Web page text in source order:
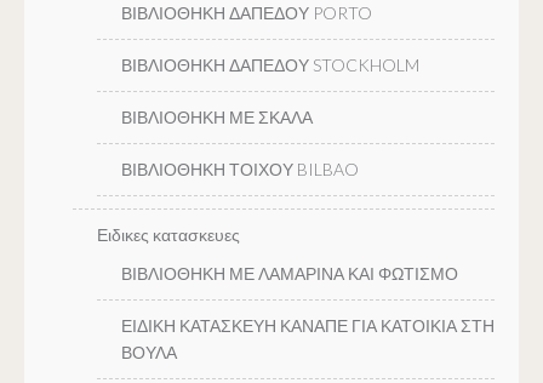
ΒΙΒΛΙΟΘΗΚΗ ΔΑΠΕΔΟΥ PORTO
ΒΙΒΛΙΟΘΗΚΗ ΔΑΠΕΔΟΥ STOCKHOLM
ΒΙΒΛΙΟΘΗΚΗ ΜΕ ΣΚΑΛΑ
ΒΙΒΛΙΟΘΗΚΗ ΤΟΙΧΟΥ BILBAO
Ειδικες κατασκευες
ΒΙΒΛΙΟΘΗΚΗ ΜΕ ΛΑΜΑΡΙΝΑ ΚΑΙ ΦΩΤΙΣΜΟ
ΕΙΔΙΚΗ ΚΑΤΑΣΚΕΥΗ ΚΑΝΑΠΕ ΓΙΑ ΚΑΤΟΙΚΙΑ ΣΤΗ
ΒΟΥΛΑ